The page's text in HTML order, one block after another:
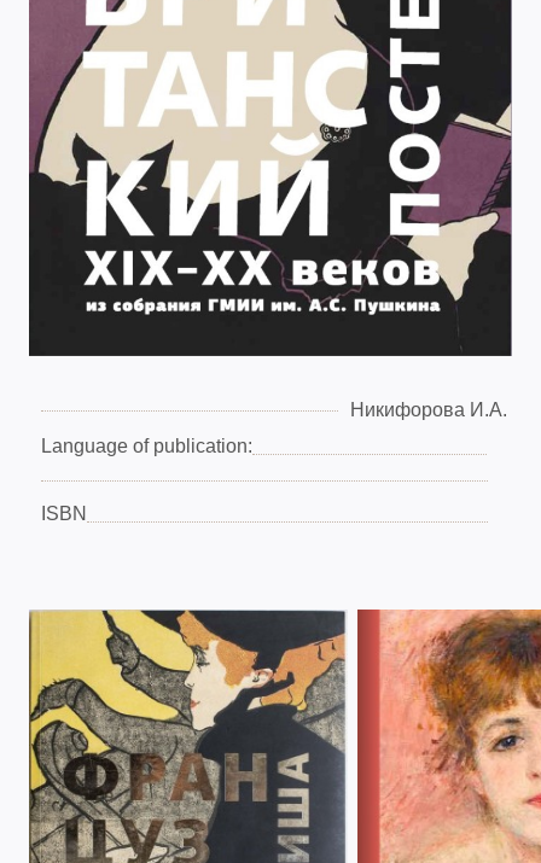
Никифорова И.А.
Language of publication:
ISBN